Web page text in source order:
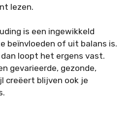
lezen.
is een ingewikkeld
beïnvloeden of uit balans is.
dan loopt het ergens vast.
gevarieerde, gezonde,
creëert blijven ook je